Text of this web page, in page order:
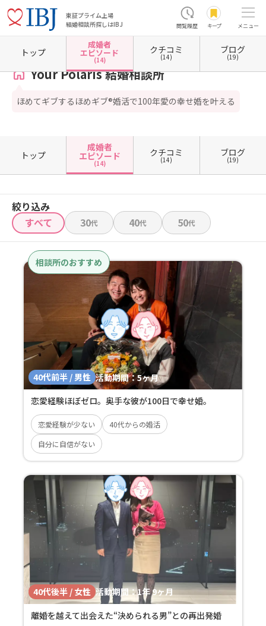
東証プライム上場
結婚相談所探しはIBJ
閲覧履歴 キープ メニュー
ホーム 東京都の結婚相談所 東京都練馬区 Your Polaris 結婚相談所 成婚者エピソード
Your Polaris 結婚相談所
ほめてギブするほめギブ®婚活で100年愛の幸せ婚を叶える
トップ
成婚者
エピソード
(14)
クチコミ
(14)
ブログ
(19)
トップ
成婚者
エピソード
(14)
クチコミ
(14)
ブログ
(19)
絞り込み
すべて
30代 40代 50代
相談所のおすすめ
40代前半 / 男性 活動期間：5ヶ月
恋愛経験ほぼゼロ。奥手な彼が100日で幸せ婚。
恋愛経験が少ない
40代からの婚活
自分に自信がない
40代後半 / 女性 活動期間：1年 9ヶ月
離婚を越えて出会えた“決められる男”との再出発婚